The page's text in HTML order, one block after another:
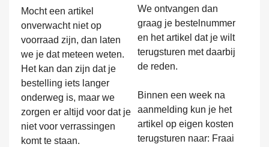
Mocht een artikel
onverwacht niet op
voorraad zijn, dan laten
we je dat meteen weten.
Het kan dan zijn dat je
bestelling iets langer
onderweg is, maar we
zorgen er altijd voor dat je
niet voor verrassingen
komt te staan.
We ontvangen dan
graag je bestelnummer
en het artikel dat je wilt
terugsturen met daarbij
de reden.
Binnen een week na
aanmelding kun je het
artikel op eigen kosten
terugsturen naar: Fraai